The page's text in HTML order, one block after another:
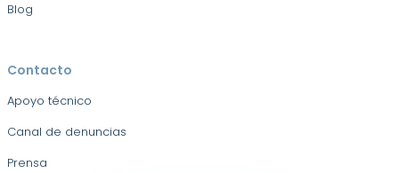
Blog
Contacto
Apoyo técnico
Canal de denuncias
Prensa